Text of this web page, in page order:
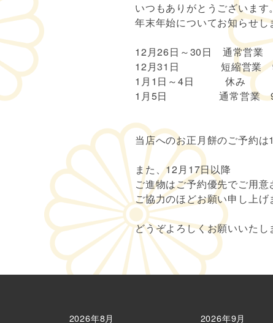
いつもありがとうございます
年末年始についてお知らせし
12月26日～30日 通常営業
12月31日 短縮営業
1月1日～4日 休み
1月5日 通常営業
当店へのお正月餅のご予約は
また、12月17日以降
ご進物はご予約優先でご用
ご協力のほどお願い申し上げ
どうぞよろしくお願いいたし
2026年8月
2026年9月